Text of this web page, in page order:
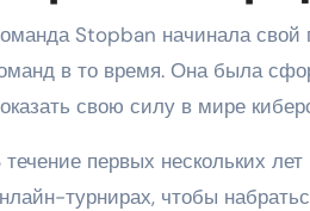
Stopban начинала свой
в то время. Она была
свою силу в мире
течение первых нескольких
турнирах, чтобы